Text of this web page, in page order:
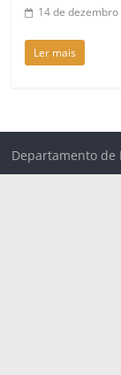
14 de dezembro
Ler mais
Departamento de